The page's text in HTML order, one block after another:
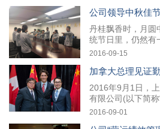
情释放压力，也把
江仙人居...
公司领导中秋佳
丹桂飘香时，月圆
统节日里，仍然有
工作岗位上的一线
员，把温暖送到员
的关怀。...
2016-09-15
2016年9月1日，
有限公司(以下简
伙伴BEE-CLEAN
2016-09-01